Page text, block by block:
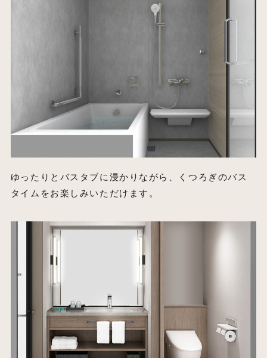
ゆったりとバスタブに浸かりながら、くつろぎのバス
タイムをお楽しみいただけます。